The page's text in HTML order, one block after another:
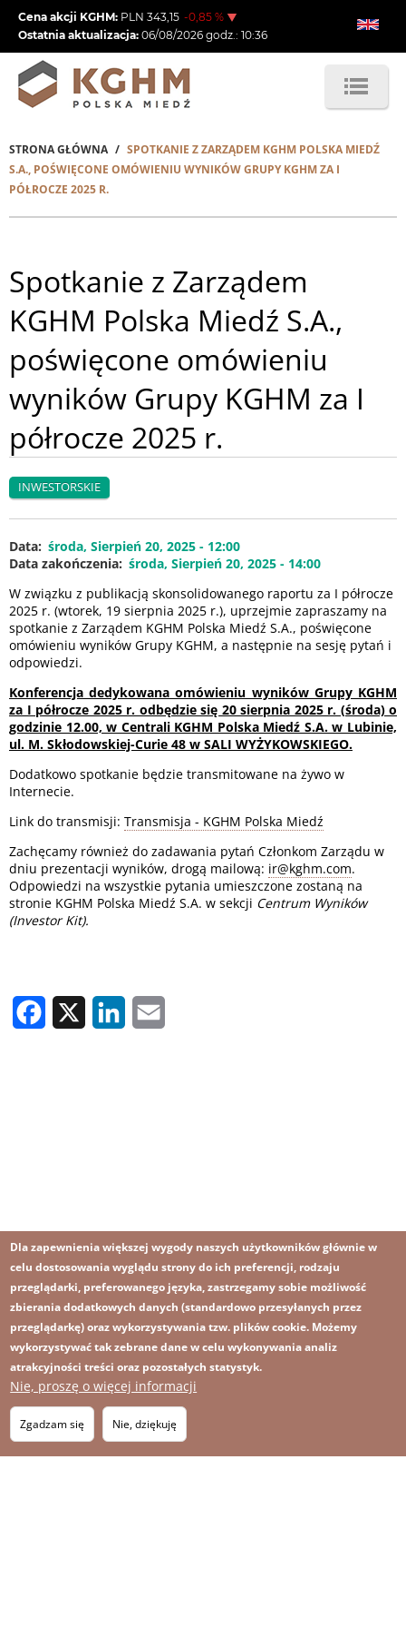
Przejdź
treści
Cena akcji KGHM: PLN 343,15 -0,85 %
Ostatnia aktualizacja: 06/08/2026 godz.: 10:36
Ścieżka
nawigacyjna
STRONA GŁÓWNA
SPOTKANIE Z ZARZĄDEM KGHM POLSKA MIEDŹ
S.A., POŚWIĘCONE OMÓWIENIU WYNIKÓW GRUPY KGHM ZA I
PÓŁROCZE 2025 R.
Spotkanie z Zarządem
KGHM Polska Miedź S.A.,
poświęcone omówieniu
wyników Grupy KGHM za I
półrocze 2025 r.
INWESTORSKIE
Data środa, Sierpień 20, 2025 - 12:00
Data zakończenia środa, Sierpień 20, 2025 - 14:00
W związku z publikacją skonsolidowanego raportu za I półrocze
2025 r. (wtorek, 19 sierpnia 2025 r.), uprzejmie zapraszamy na
spotkanie z Zarządem KGHM Polska Miedź S.A., poświęcone
omówieniu wyników Grupy KGHM, a następnie na sesję pytań i
odpowiedzi.
Konferencja dedykowana omówieniu wyników Grupy KGHM
za I półrocze 2025 r. odbędzie się 20 sierpnia 2025 r. (środa) o
godzinie 12.00, w Centrali KGHM Polska Miedź S.A. w Lubinie,
ul. M. Skłodowskiej-Curie 48 w SALI WYŻYKOWSKIEGO.
Dodatkowo spotkanie będzie transmitowane na żywo w
Internecie.
Link do transmisji: Transmisja - KGHM Polska Miedź
Zachęcamy również do zadawania pytań Członkom Zarządu w
dniu prezentacji wyników, drogą mailową: ir@kghm.com.
Odpowiedzi na wszystkie pytania umieszczone zostaną na
stronie KGHM Polska Miedź S.A. w sekcji Centrum Wyników
(Investor Kit).
Facebook LinkedIn
Footer
Zapisz się na newsletter
Obraz
Dla zapewnienia większej wygody naszych użytkowników głównie w
celu dostosowania wyglądu strony do ich preferencji, rodzaju
przeglądarki, preferowanego języka, zastrzegamy sobie możliwość
zbierania dodatkowych danych (standardowo przesyłanych przez
przeglądarkę) oraz wykorzystywania tzw. plików cookie. Możemy
wykorzystywać tak zebrane dane w celu wykonywania analiz
atrakcyjności treści oraz pozostałych statystyk.
Nie, proszę o więcej informacji
Zgadzam się Nie, dziękuję